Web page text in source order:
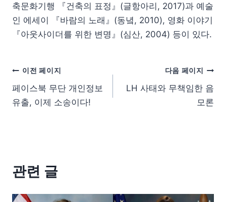
축문화기행 『건축의 표정』(글항아리, 2017)과 예술
인 에세이 『바람의 노래』(동녘, 2010), 영화 이야기
『아웃사이더를 위한 변명』(심산, 2004) 등이 있다.
이전 페이지
페이스북 무단 개인정보
유출, 이제 소송이다!
다음 페이지
LH 사태와 무책임한 음
모론
관련 글